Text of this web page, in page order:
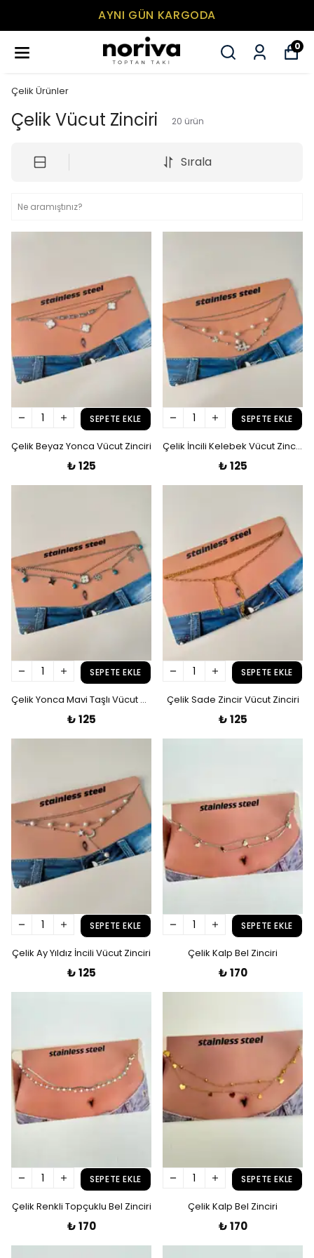
MİNİMUM SEPET TUTARI 500₺
0
Çelik Ürünler
Çelik Vücut Zinciri 20 ürün
Sırala
SEPETE EKLE
Çelik Beyaz Yonca Vücut Zinciri
₺ 125
SEPETE EKLE
Çelik İncili Kelebek Vücut Zinciri
₺ 125
SEPETE EKLE
Çelik Yonca Mavi Taşlı Vücut Zinciri
₺ 125
SEPETE EKLE
Çelik Sade Zincir Vücut Zinciri
₺ 125
SEPETE EKLE
Çelik Ay Yıldız İncili Vücut Zinciri
₺ 125
SEPETE EKLE
Çelik Kalp Bel Zinciri
₺ 170
SEPETE EKLE
Çelik Renkli Topçuklu Bel Zinciri
₺ 170
SEPETE EKLE
Çelik Kalp Bel Zinciri
₺ 170